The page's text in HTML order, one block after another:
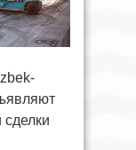
сделки